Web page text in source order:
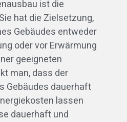
ist die
hat die Zielsetzung,
Gebäudes entweder
oder vor Erwärmung
geeigneten
man, dass der
Gebäudes dauerhaft
lassen
dauerhaft und